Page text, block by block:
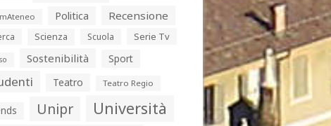
Politica Recensione
Scienza Scuola Serie Tv
Sostenibilità Sport
Teatro Teatro Regio
Unipr Università